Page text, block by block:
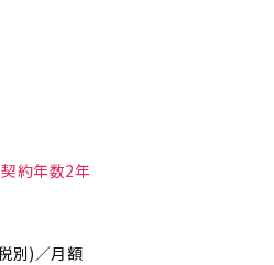
約年数2年
別)／月額